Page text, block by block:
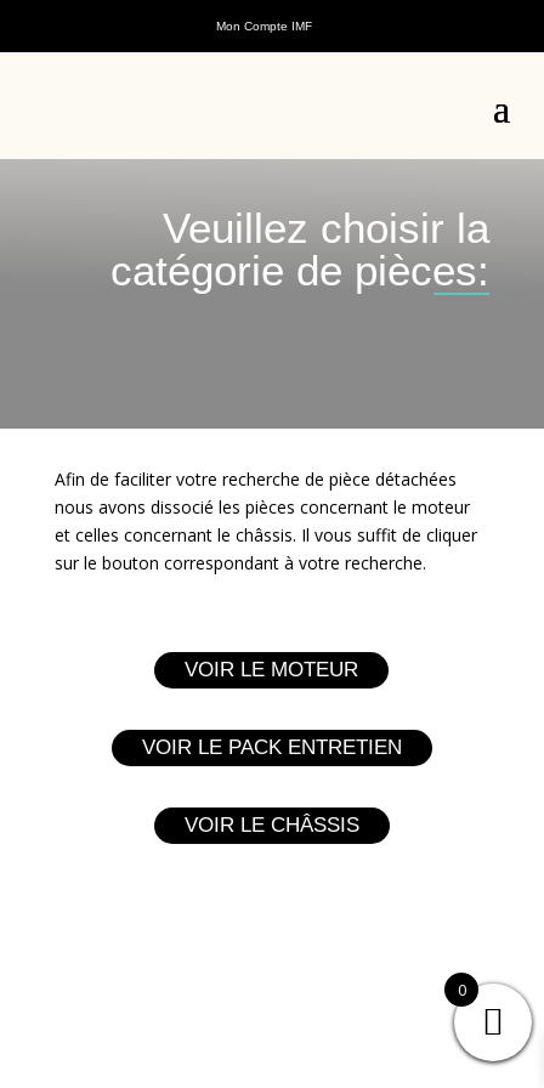
Mon Compte IMF
Veuillez choisir la
catégorie de pièces:
Afin de faciliter votre recherche de pièce détachées
nous avons dissocié les pièces concernant le moteur
et celles concernant le châssis. Il vous suffit de cliquer
sur le bouton correspondant à votre recherche.
VOIR LE MOTEUR
VOIR LE PACK ENTRETIEN
VOIR LE CHÂSSIS
0